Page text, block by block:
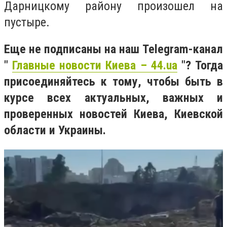
Дарницкому району произошел на
пустыре.
Еще не подписаны на наш Telegram-канал
" Главные новости Киева – 44.ua"? Тогда
присоединяйтесь к тому, чтобы быть в
курсе всех актуальных, важных и
проверенных новостей Киева, Киевской
области и Украины.